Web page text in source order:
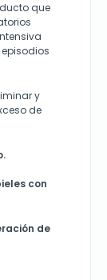
que
y
de
con
de